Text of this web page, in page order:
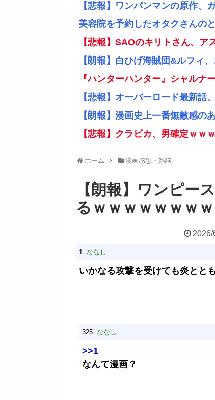
【悲報】ワンパンマンの原作、
美容院を予約したオタクさんの
【悲報】SAOのキリトさん、
【朗報】白ひげ海賊団&ルフィ
『ハンターハンター』シャルナ
【悲報】オーバーロード最新話
【朗報】漫画史上一番無敵感の
【悲報】クラピカ、男確定ｗｗ
ホーム 漫画感想・雑談
【朗報】ワンピー
るｗｗｗｗｗｗｗ
2026/
1: ななし
いかなる攻撃を受けても炎とと
325: ななし
>>1
なんて漫画？